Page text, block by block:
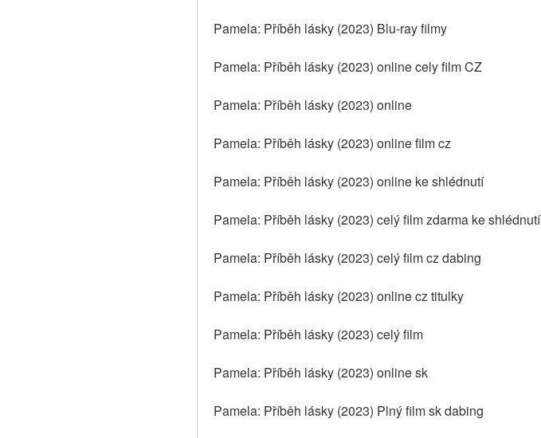
Pamela: Příběh lásky (2023) Blu-ray filmy
Pamela: Příběh lásky (2023) online cely film CZ
Pamela: Příběh lásky (2023) online
Pamela: Příběh lásky (2023) online film cz
Pamela: Příběh lásky (2023) online ke shlédnutí
Pamela: Příběh lásky (2023) celý film zdarma ke shlédnutí
Pamela: Příběh lásky (2023) celý film cz dabing
Pamela: Příběh lásky (2023) online cz titulky
Pamela: Příběh lásky (2023) celý film
Pamela: Příběh lásky (2023) online sk
Pamela: Příběh lásky (2023) Plný film sk dabing